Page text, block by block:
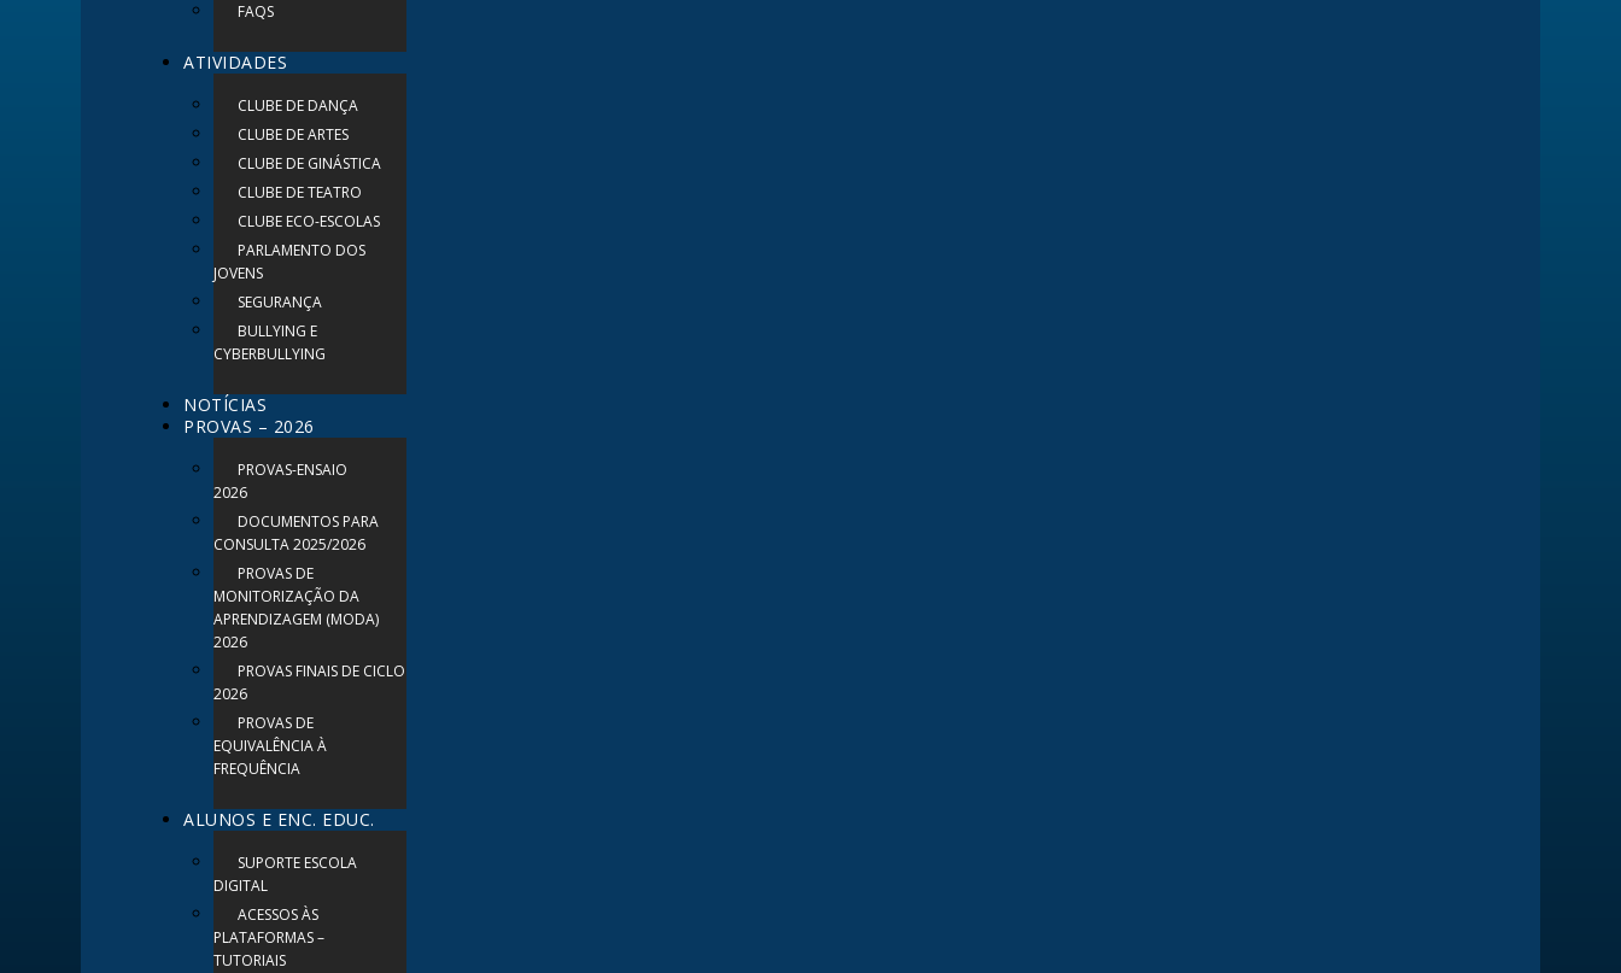
FAQS
ATIVIDADES
CLUBE DE DANÇA
CLUBE DE ARTES
CLUBE DE GINÁSTICA
CLUBE DE TEATRO
CLUBE ECO-ESCOLAS
PARLAMENTO DOS
JOVENS
SEGURANÇA
BULLYING E
CYBERBULLYING
NOTÍCIAS
PROVAS – 2026
PROVAS-ENSAIO
2026
DOCUMENTOS PARA
CONSULTA 2025/2026
PROVAS DE
MONITORIZAÇÃO DA
APRENDIZAGEM (MODA)
2026
PROVAS FINAIS DE CICLO
2026
PROVAS DE
EQUIVALÊNCIA À
FREQUÊNCIA
ALUNOS E ENC. EDUC.
SUPORTE ESCOLA
DIGITAL
ACESSOS ÀS
PLATAFORMAS –
TUTORIAIS